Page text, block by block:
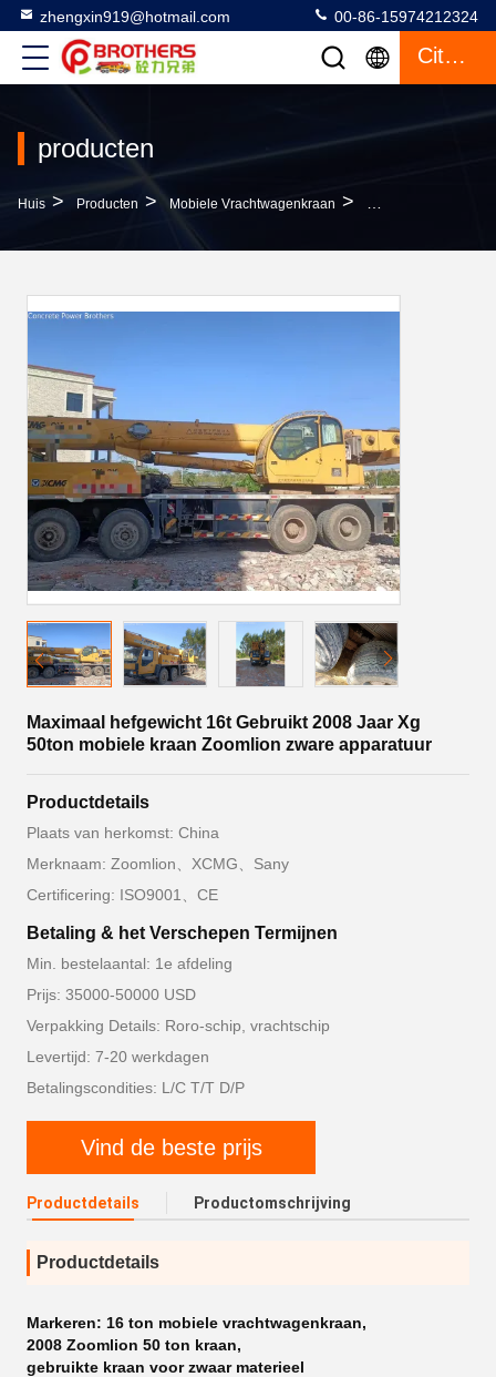
zhengxin919@hotmail.com 00-86-15974212324
Citaat
producten
Huis > Producten > Mobiele Vrachtwagenkraan > Maximaal
Maximaal hefgewicht 16t Gebruikt 2008 Jaar Xg
50ton mobiele kraan Zoomlion zware apparatuur
Productdetails
Plaats van herkomst: China
Merknaam: Zoomlion、XCMG、Sany
Certificering: ISO9001、CE
Betaling & het Verschepen Termijnen
Min. bestelaantal: 1e afdeling
Prijs: 35000-50000 USD
Verpakking Details: Roro-schip, vrachtschip
Levertijd: 7-20 werkdagen
Betalingscondities: L/C T/T D/P
Vind de beste prijs
Productdetails Productomschrijving
Productdetails
Markeren: 16 ton mobiele vrachtwagenkraan,
2008 Zoomlion 50 ton kraan,
gebruikte kraan voor zwaar materieel